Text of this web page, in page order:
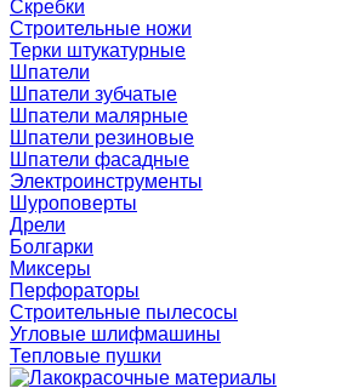
Скребки
Строительные ножи
Терки штукатурные
Шпатели
Шпатели зубчатые
Шпатели малярные
Шпатели резиновые
Шпатели фасадные
Электроинструменты
Шуроповерты
Дрели
Болгарки
Миксеры
Перфораторы
Строительные пылесосы
Угловые шлифмашины
Тепловые пушки